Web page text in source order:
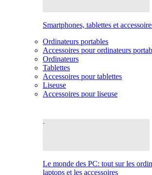
Smartphones, tablettes et
Ordinateurs portables
Accessoires pour ordinateurs
Ordinateurs
Tablettes
Accessoires pour tablettes
Liseuse
Accessoires pour liseuse
Le monde des PC: tout sur les
laptops et les accessoires